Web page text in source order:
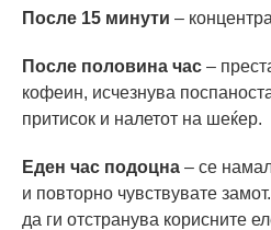
После 15 минути –
После половина час –
кофеин, исчезнува
притисок и налетот на шеќер.
Еден час подоцна – се
и повторно чувствувате
да ги отстранува корисните